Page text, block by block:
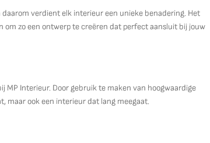
verdient elk interieur een unieke benadering. Het
zo een ontwerp te creëren dat perfect aansluit bij jouw
Interieur. Door gebruik te maken van hoogwaardige
maar ook een interieur dat lang meegaat.